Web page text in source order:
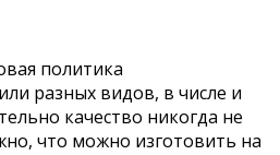
политика
разных видов, в числе и
качество никогда не
что можно изготовить на